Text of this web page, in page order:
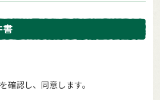
書
確認し、同意します。